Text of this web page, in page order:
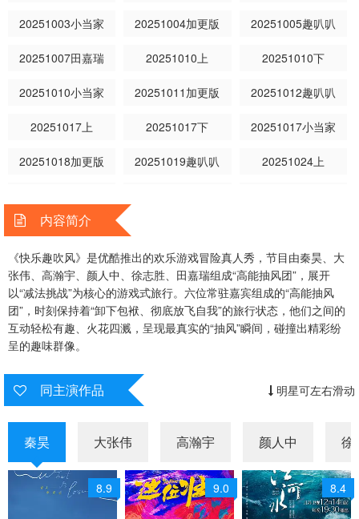
20251003小当家 20251004加更版 20251005趣叭叭
20251007田嘉瑞 20251010上 20251010下
20251010小当家 20251011加更版 20251012趣叭叭
20251017上 20251017下 20251017小当家
20251018加更版 20251019趣叭叭 20251024上
20251026趣叭叭
20251031小当家 20251031夜聊局 20251101加更版
20251102趣叭叭 20251107上 20251107下
20251107小当家 20251108加更版 20251109趣叭叭
20251115加更版 20251116趣叭叭 20251121上
20251121下 20251122加更版 20251128上
20251128下 20251128小当家 20251129加更版
20251205上 20251205下
内容简介
《快乐趣吹风》是优酷推出的欢乐游戏冒险真人秀，节目由秦昊、大
张伟、高瀚宇、颜人中、徐志胜、田嘉瑞组成“高能抽风团”，展开
以“减法挑战”为核心的游戏式旅行。六位常驻嘉宾组成的“高能抽风
团”，时刻保持着“卸下包袱、彻底放飞自我”的旅行状态，他们之间的
互动轻松有趣、火花四溅，呈现最真实的“抽风”瞬间，碰撞出精彩纷
呈的趣味群像。
同主演作品 明星可左右滑动
秦昊 大张伟 高瀚宇 颜人中 徐
8.9 9.0 8.4